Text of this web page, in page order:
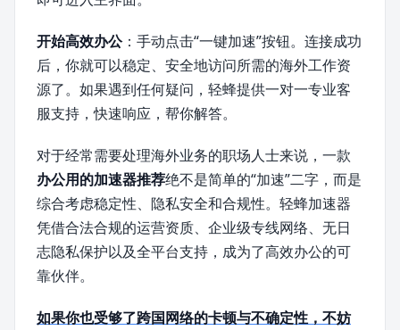
开始高效办公：手动点击“一键加速”按钮。连接成功
后，你就可以稳定、安全地访问所需的海外工作资
源了。如果遇到任何疑问，轻蜂提供一对一专业客
服支持，快速响应，帮你解答。
对于经常需要处理海外业务的职场人士来说，一款
办公用的加速器推荐绝不是简单的“加速”二字，而是
综合考虑稳定性、隐私安全和合规性。轻蜂加速器
凭借合法合规的运营资质、企业级专线网络、无日
志隐私保护以及全平台支持，成为了高效办公的可
靠伙伴。
如果你也受够了跨国网络的卡顿与不确定性，不妨